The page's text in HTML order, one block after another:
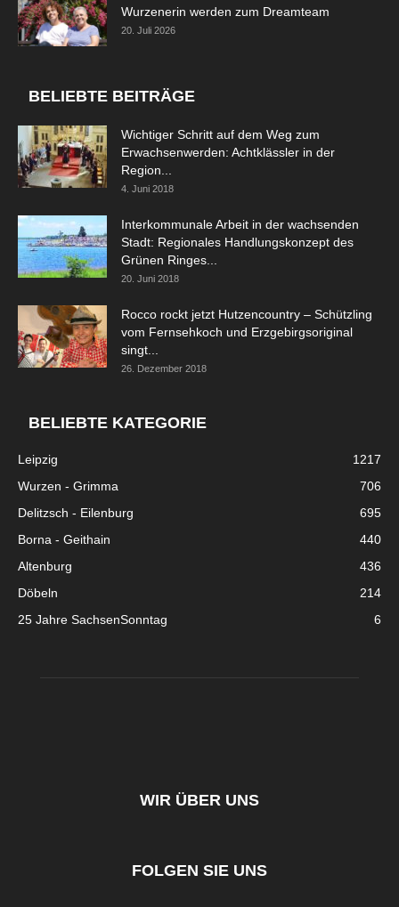
Wurzenerin werden zum Dreamteam
20. Juli 2026
BELIEBTE BEITRÄGE
Wichtiger Schritt auf dem Weg zum
Erwachsenwerden: Achtklässler in der
Region...
4. Juni 2018
Interkommunale Arbeit in der wachsenden
Stadt: Regionales Handlungskonzept des
Grünen Ringes...
20. Juni 2018
Rocco rockt jetzt Hutzencountry – Schützling
vom Fernsehkoch und Erzgebirgsoriginal
singt...
26. Dezember 2018
BELIEBTE KATEGORIE
Leipzig
1217
Wurzen - Grimma
706
Delitzsch - Eilenburg
695
Borna - Geithain
440
Altenburg
436
Döbeln
214
25 Jahre SachsenSonntag
6
WIR ÜBER UNS
FOLGEN SIE UNS